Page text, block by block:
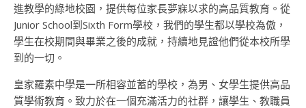
進教學的綠地校園，提供每位家長夢寐以求的高品質教育。從
Junior School到Sixth Form學校，我們的學生都以學校為傲，
學生在校期間與畢業之後的成就，持續地見證他們從本校所學
到的一切。
皇家羅素中學是一所相容並蓄的學校，為男、女學生提供高品
質學術教育。致力於在一個充滿活力的社群，讓學生、教職員